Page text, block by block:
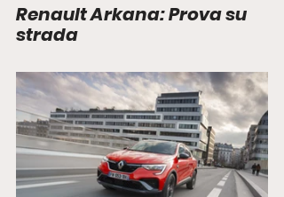
Renault Arkana: Prova su
strada